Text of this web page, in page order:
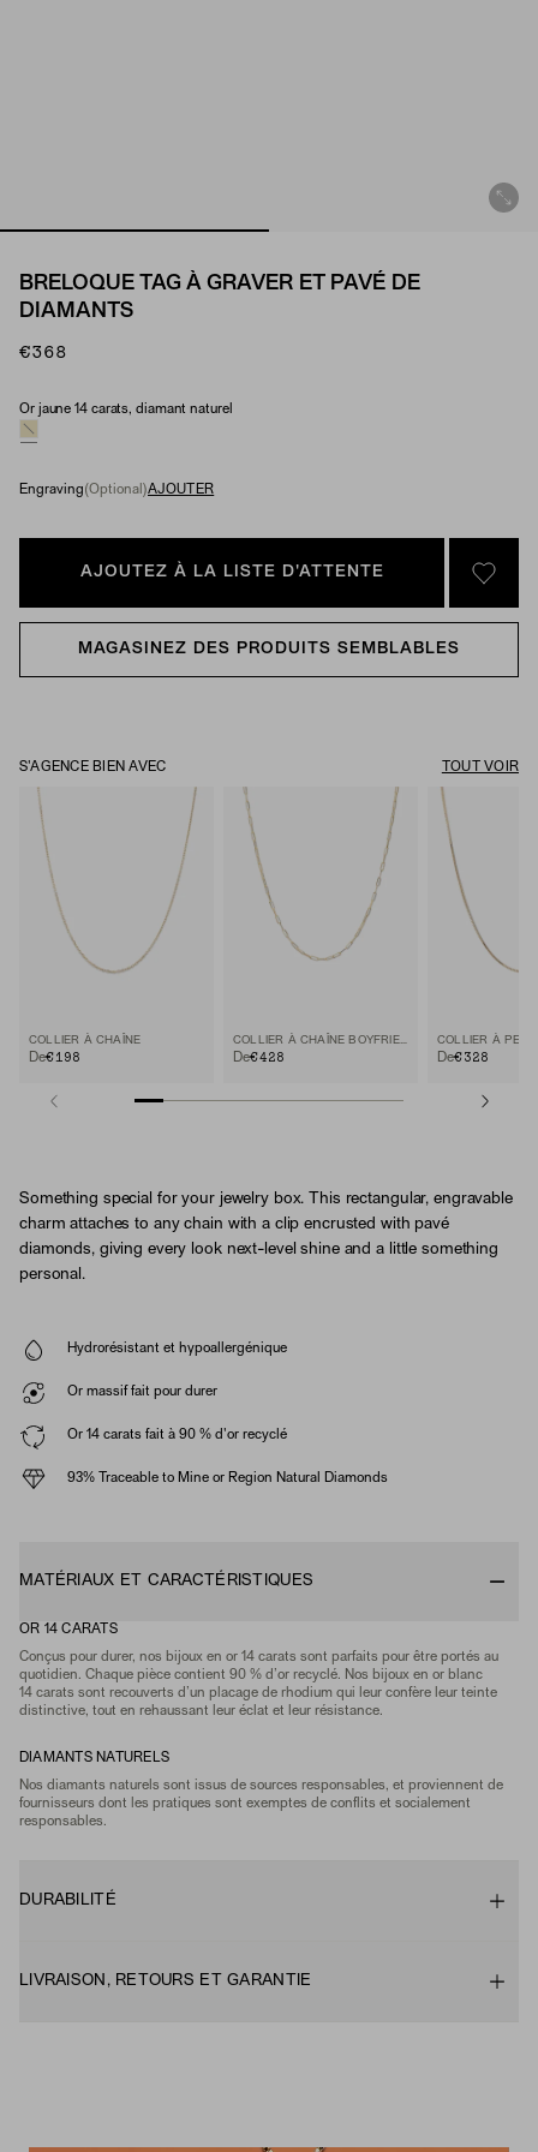
BRELOQUE TAG À GRAVER ET PAVÉ DE
DIAMANTS
€368
Material & Stone Options
Or jaune 14 carats, diamant naturel
Engraving (Optional)AJOUTER
AJOUTEZ À LA LISTE D'ATTENTE
SIGN
MAGASINEZ DES PRODUITS SEMBLABLES
S'AGENCE BIEN AVEC TOUT VOIR
COLLIER À CHAÎNE
De€198
COLLIER À CHAÎNE BOYFRIEND BOLD
De€428 De€328
Something special for your jewelry box. This rectangular, engravable
charm attaches to any chain with a clip encrusted with pavé
diamonds, giving every look next-level shine and a little something
personal.
Hydrorésistant et hypoallergénique
Or massif fait pour durer
Or 14 carats fait à 90 % d'or recyclé
93% Traceable to Mine or Region Natural Diamonds
MATÉRIAUX ET CARACTÉRISTIQUES
OR 14 CARATS
Conçus pour durer, nos bijoux en or 14 carats sont parfaits pour être portés au
quotidien. Chaque pièce contient 90 % d’or recyclé. Nos bijoux en or blanc
14 carats sont recouverts d’un placage de rhodium qui leur confère leur teinte
distinctive, tout en rehaussant leur éclat et leur résistance.
DIAMANTS NATURELS
Nos diamants naturels sont issus de sources responsables, et proviennent de
fournisseurs dont les pratiques sont exemptes de conflits et socialement
responsables.
DURABILITÉ
LIVRAISON, RETOURS ET GARANTIE